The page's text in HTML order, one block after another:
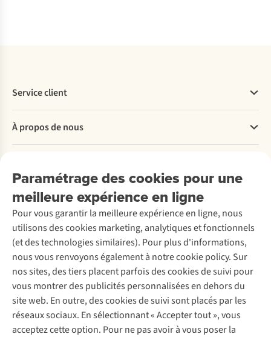
Paramétrage des cookies pour une
meilleure expérience en ligne
Pour vous garantir la meilleure expérience en ligne, nous
utilisons des cookies marketing, analytiques et fonctionnels
(et des technologies similaires). Pour plus d'informations,
nous vous renvoyons également à notre cookie policy. Sur
nos sites, des tiers placent parfois des cookies de suivi pour
vous montrer des publicités personnalisées en dehors du
site web. En outre, des cookies de suivi sont placés par les
réseaux sociaux. En sélectionnant « Accepter tout », vous
acceptez cette option. Pour ne pas avoir à vous poser la
Service client
Commander
Payer
Retourner
Rétractation d'une commande
Entretien & réparations
Garantie
Contactez-nous
À propos de nous
Entreprise responsable
À propos d’Ayacucho
Nos magasins
À propos d’A.S.Adventure
Déclaration d'accessibilité
Location / Location sports d’hiver
Seconde-main
Entretien de ski
Service de lavage
Entretien de chaussures
Réparation de chaussures
Réparation de vêtements
Retouches
Pour les entreprises
Découvrez
A.S.Magazine
Explore Camp
Expertise & conseils
Abonnez-vous à la newsletter
Suivez-nous